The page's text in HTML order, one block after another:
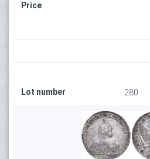
Price
Lot number 280